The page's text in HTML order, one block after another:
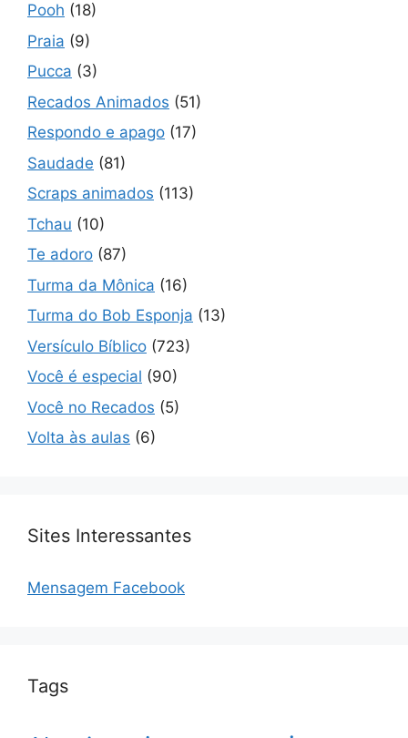
Pooh (18)
Praia (9)
Pucca (3)
Recados Animados (51)
Respondo e apago (17)
Saudade (81)
Scraps animados (113)
Tchau (10)
Te adoro (87)
Turma da Mônica (16)
Turma do Bob Esponja (13)
Versículo Bíblico (723)
Você é especial (90)
Você no Recados (5)
Volta às aulas (6)
Sites Interessantes
Mensagem Facebook
Tags